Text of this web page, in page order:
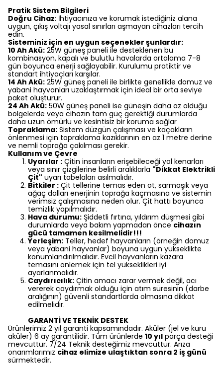
Pratik Sistem Bilgileri
Doğru Cihaz: İhtiyacınıza ve korumak istediğiniz alana
uygun, çıkış voltajı yasal sınırları aşmayan cihazları tercih
edin.
Sisteminiz için en uygun seçenekler şunlardır:
10 Ah Akü: 25W güneş paneli ile desteklenen bu
kombinasyon, kapalı ve bulutlu havalarda ortalama 7-8
gün boyunca enerji sağlayabilir. Kurulumu pratiktir ve
standart ihtiyaçları karşılar.
14 Ah Akü: 25W güneş paneli ile birlikte genellikle domuz ve
yabani hayvanları uzaklaştırmak için ideal bir orta seviye
paket oluşturur.
24 Ah Akü: 50W güneş paneli ise güneşin daha az olduğu
bölgelerde veya cihazın tam güç gerektiği durumlarda
daha uzun ömürlü ve kesintisiz bir koruma sağlar
Topraklama: Sistem düzgün çalışması ve kaçakların
önlenmesi için topraklama kazıklarının en az 1 metre derine
ve nemli toprağa çakılması gerekir.
Kullanım ve Çevre
Uyarılar : Çitin insanların erişebileceği yol kenarları
veya sınır çizgilerine belirli aralıklarla "Dikkat Elektrikli
Çit" uyarı tabelaları asılmalıdır.
Bitkiler : Çit tellerine temas eden ot, sarmaşık veya
ağaç dalları enerjinin toprağa kaçmasına ve sistemin
verimsiz çalışmasına neden olur. Çit hattı boyunca
temizlik yapılmalıdır.
Hava durumu: Şiddetli fırtına, yıldırım düşmesi gibi
durumlarda veya bakım yapmadan önce cihazın
gücü tamamen kesilmelidir!!!
Yerleşim: Teller, hedef hayvanların (örneğin domuz
veya yabani hayvanlar) boyuna uygun yükseklikte
konumlandırılmalıdır. Evcil hayvanların kazara
temasını önlemek için tel yükseklikleri iyi
ayarlanmalıdır.
Caydırıcılık: Çitin amacı zarar vermek değil, acı
vererek caydırmak olduğu için atım süresinin (darbe
aralığının) güvenli standartlarda olmasına dikkat
edilmelidir.
GARANTİ VE TEKNİK DESTEK
Ürünlerimiz 2 yıl garanti kapsamındadır. Aküler (jel ve kuru
aküler) 6 ay garantilidir. Tüm ürünlerde 10 yıl parça desteği
mevcuttur. 7/24 Teknik desteğimiz mevcuttur. Arıza
onarımlarımız cihaz elimize ulaştıktan sonra 2 iş günü
sürmektedir.